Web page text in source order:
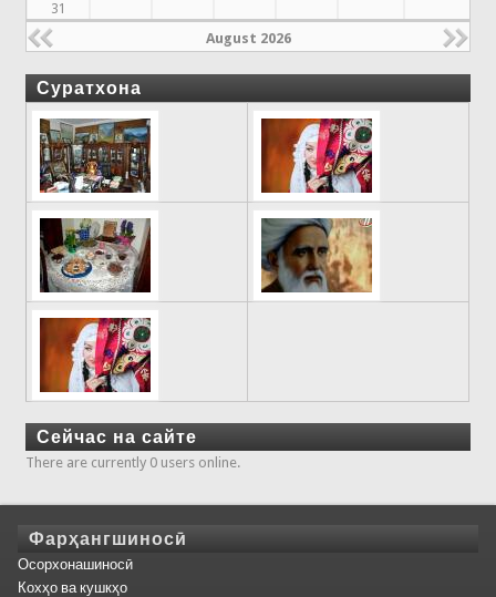
31
August 2026
Суратхона
Сейчас на сайте
There are currently 0 users online.
Фарҳангшиносӣ
Осорхонашиносӣ
Кохҳо ва кушкҳо